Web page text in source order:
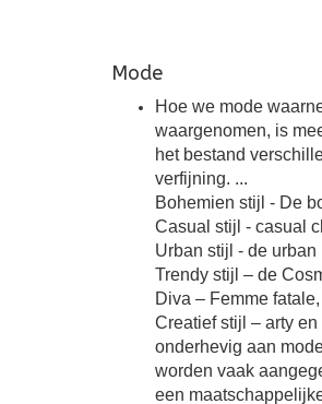
Mode
Hoe we mode
waargenomen, is
het bestand
verfijning. ...
Bohemien stijl - De
Casual stijl - casual
Urban stijl - de
Trendy stijl – de
Diva – Femme
Creatief stijl – arty
onderhevig aan
worden vaak
een